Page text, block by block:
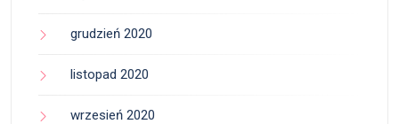
grudzień 2020
listopad 2020
wrzesień 2020